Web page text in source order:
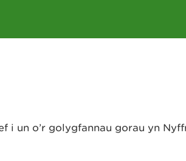
i un o’r golygfannau gorau yn